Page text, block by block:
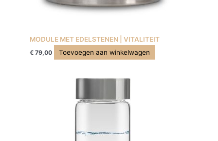
MODULE MET EDELSTENEN | VITALITEIT
€ 79,00 Toevoegen aan winkelwagen